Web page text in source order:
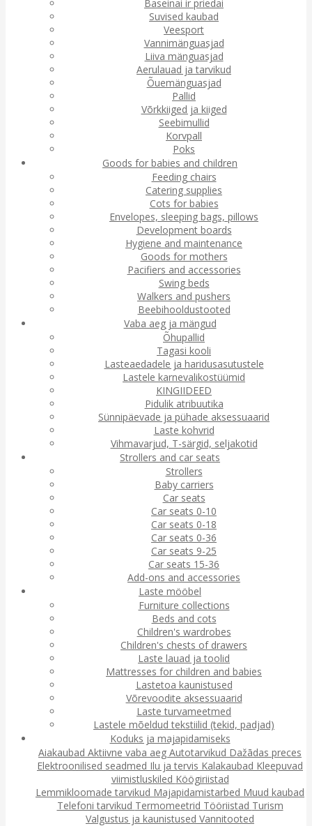
Baseinai ir priedai
Suvised kaubad
Veesport
Vannimänguasjad
Liiva mänguasjad
Aerulauad ja tarvikud
Õuemänguasjad
Pallid
Võrkkiiged ja kiiged
Seebimullid
Korvpall
Poks
Goods for babies and children
Feeding chairs
Catering supplies
Cots for babies
Envelopes, sleeping bags, pillows
Development boards
Hygiene and maintenance
Goods for mothers
Pacifiers and accessories
Swing beds
Walkers and pushers
Beebihooldustooted
Vaba aeg ja mängud
Õhupallid
Tagasi kooli
Lasteaedadele ja haridusasutustele
Lastele karnevalikostüümid
KINGIIDEED
Pidulik atribuutika
Sünnipäevade ja pühade aksessuaarid
Laste kohvrid
Vihmavarjud, T-särgid, seljakotid
Strollers and car seats
Strollers
Baby carriers
Car seats
Car seats 0-10
Car seats 0-18
Car seats 0-36
Car seats 9-25
Car seats 15-36
Add-ons and accessories
Laste mööbel
Furniture collections
Beds and cots
Children's wardrobes
Children's chests of drawers
Laste lauad ja toolid
Mattresses for children and babies
Lastetoa kaunistused
Võrevoodite aksessuaarid
Laste turvameetmed
Lastele mõeldud tekstiilid (tekid, padjad)
Koduks ja majapidamiseks
Aiakaubad Aktiivne vaba aeg Autotarvikud Dažādas preces
Elektroonilised seadmed Ilu ja tervis Kalakaubad Kleepuvad
viimistluskiled Köögiriistad
Lemmikloomade tarvikud Majapidamistarbed Muud kaubad
Telefoni tarvikud Termomeetrid Tööriistad Turism
Valgustus ja kaunistused Vannitooted